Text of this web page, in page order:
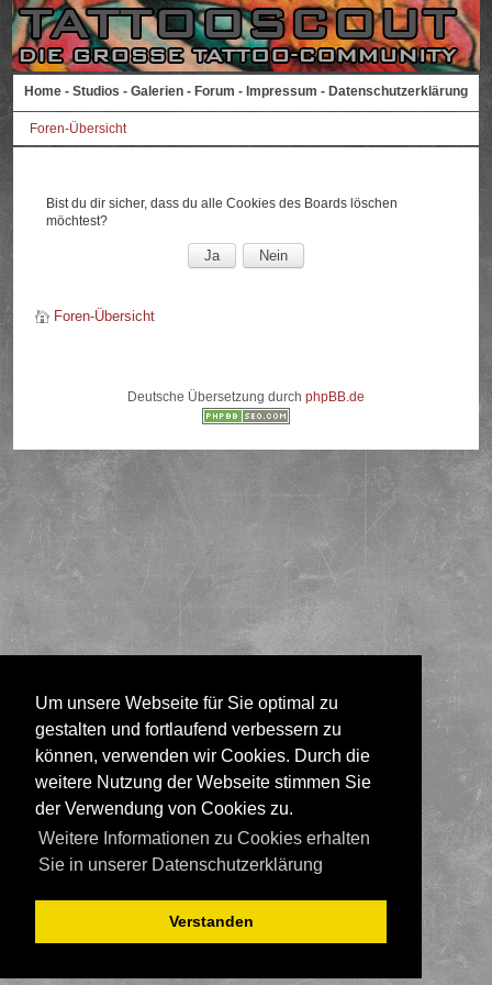
Um unsere Webseite für Sie optimal zu
gestalten und fortlaufend verbessern zu
können, verwenden wir Cookies. Durch die
weitere Nutzung der Webseite stimmen Sie
der Verwendung von Cookies zu.
Weitere Informationen zu Cookies erhalten
Sie in unserer Datenschutzerklärung
Verstanden
Home - Studios - Galerien - Forum - Impressum - Datenschutzerklärung
Foren-Übersicht
Bist du dir sicher, dass du alle Cookies des Boards löschen
möchtest?
Foren-Übersicht
Deutsche Übersetzung durch phpBB.de